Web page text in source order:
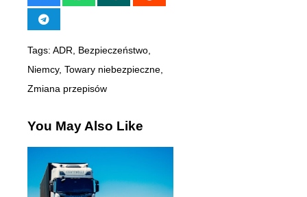
Tags: ADR Bezpieczeństwo
Niemcy, Towary niebezpieczne
Zmiana przepisów
You May Also Like